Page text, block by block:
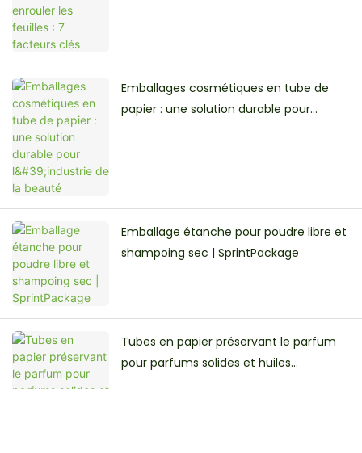
Emballages cosmétiques en tube de
papier : une solution durable pour
Emballage étanche pour poudre libre et
shampoing sec | SprintPackage
Tubes en papier préservant le parfum
pour parfums solides et huiles